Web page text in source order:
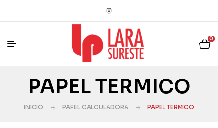
0
PAPEL TERMICO
INICIO PAPEL CALCULADORA PAPEL TERMICO